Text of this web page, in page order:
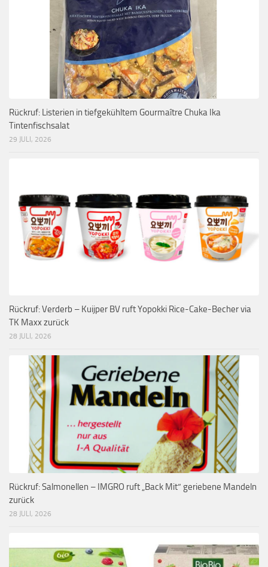
Rückruf: Listerien in tiefgekühltem Gourmaître Chuka Ika
Tintenfischsalat
29 JULI, 2026
Rückruf: Verderb – Kuijper BV ruft Yopokki Rice-Cake-Becher via
TK Maxx zurück
28 JULI, 2026
Rückruf: Salmonellen – IMGRO ruft „Back Mit“ geriebene Mandeln
zurück
28 JULI, 2026